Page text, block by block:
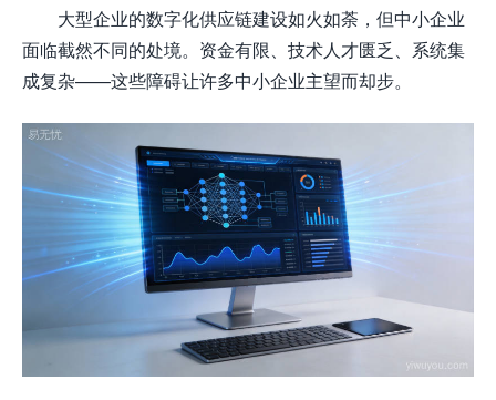
大型企业的数字化供应链建设如火如荼，但中小企业
面临截然不同的处境。资金有限、技术人才匮乏、系统集
成复杂——这些障碍让许多中小企业主望而却步。